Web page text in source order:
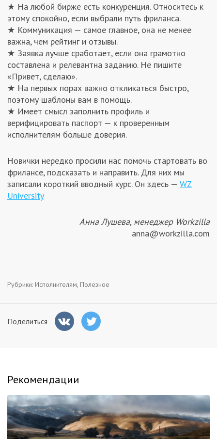
★ На любой бирже есть конкуренция. Относитесь к
этому спокойно, если выбрали путь фриланса.
★ Коммуникация — самое главное, она не менее
важна, чем рейтинг и отзывы.
★ Заявка лучше сработает, если она грамотно
составлена и релевантна заданию. Не пишите
«Привет, сделаю».
★ На первых порах важно откликаться быстро,
поэтому шаблоны вам в помощь.
★ Имеет смысл заполнить профиль и
верифицировать паспорт — к проверенным
исполнителям больше доверия.
Новички нередко просили нас помочь стартовать во
фрилансе, подсказать и направить. Для них мы
записали короткий вводный курс. Он здесь — WZ
University
Анна Лушева, менеджер Workzilla
anna@workzilla.com
Рубрики: Исполнителям, Полезное
Поделиться
Рекомендации